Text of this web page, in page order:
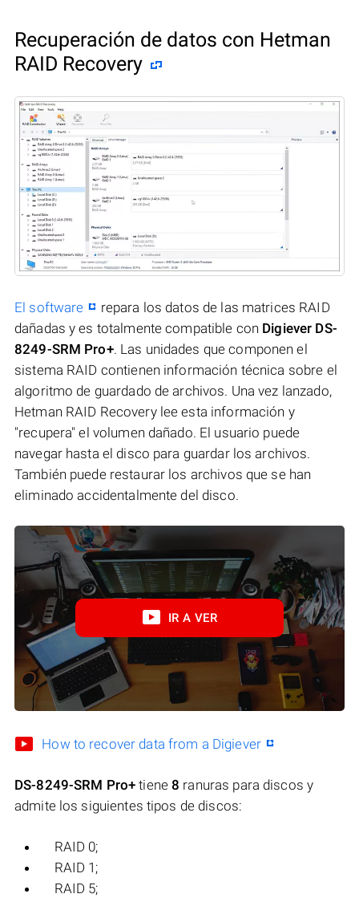
Recuperación de datos con Hetman
RAID Recovery
El software
repara los datos de las matrices RAID
dañadas y es totalmente compatible con Digiever DS-
8249-SRM Pro+. Las unidades que componen el
sistema RAID contienen información técnica sobre el
algoritmo de guardado de archivos. Una vez lanzado,
Hetman RAID Recovery lee esta información y
"recupera" el volumen dañado. El usuario puede
navegar hasta el disco para guardar los archivos.
También puede restaurar los archivos que se han
eliminado accidentalmente del disco.
IR A VER
How to recover data from a Digiever
DS-8249-SRM Pro+ tiene8 ranuras para discos y
admite los siguientes tipos de discos:
RAID 0;
RAID 1;
RAID 5;